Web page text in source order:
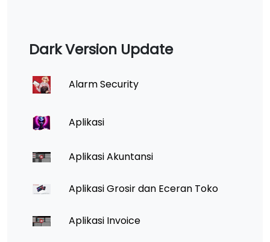
Dark Version Update
Alarm Security
Aplikasi
Aplikasi Akuntansi
Aplikasi Grosir dan Eceran Toko
Aplikasi Invoice